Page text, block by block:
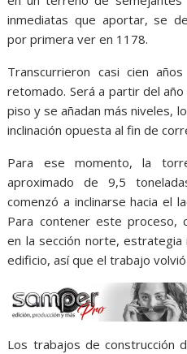
inmediatas que aportar, se
por primera ver en 1178.
Transcurrieron casi cien
retomado. Será a partir del
piso y se añadan más niveles,
inclinación opuesta al fin de
Para ese momento, la
aproximado de 9,5
comenzó a inclinarse hacia el
Para contener este proceso,
en la sección norte,
edificio, así que el trabajo
Los trabajos de construcción